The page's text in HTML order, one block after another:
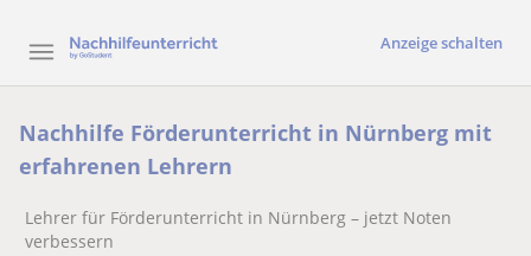
Anzeige schalten
Nachhilfe Förderunterricht in Nürnberg mit
erfahrenen Lehrern
Lehrer für Förderunterricht in Nürnberg – jetzt Noten
verbessern